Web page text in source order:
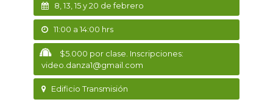
8, 13, 15 y 20 de febrero
11:00 a 14:00 hrs
$5.000 por clase. Inscripciones:
video.danza1@gmail.com
Edificio Transmisión